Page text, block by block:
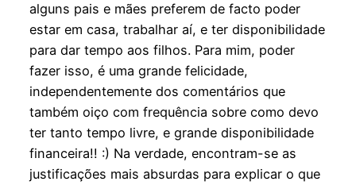
alguns pais e mães preferem de facto poder
estar em casa, trabalhar aí, e ter disponibilidade
para dar tempo aos filhos. Para mim, poder
fazer isso, é uma grande felicidade,
independentemente dos comentários que
também oiço com frequência sobre como devo
ter tanto tempo livre, e grande disponibilidade
financeira!! :) Na verdade, encontram-se as
justificações mais absurdas para explicar o que